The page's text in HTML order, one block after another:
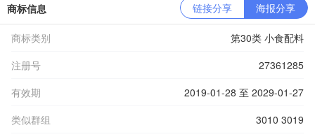
商标信息 链接分享 海报分享
商标类别
第30类 小食配料
注册号
27361285
有效期
2019-01-28 至 2029-01-27
类似群组
3010 3019